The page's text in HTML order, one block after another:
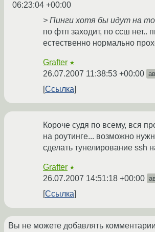
06:23:04 +00:00
> Пинги хотя бы идут на
по фтп заходит, по ссш нет..
естественно нормально
Grafter ★
26.07.2007 11:38:53 +00:00
Ссылка
Короче судя по всему, вся
на роутинге... возможно
сделать тунелирование ssh
Grafter ★
26.07.2007 14:51:18 +00:00
Ссылка
Вы не можете добавлять